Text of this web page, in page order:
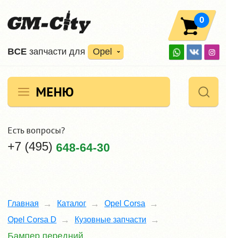
ВCE запчасти для Opel
0
МЕНЮ
Есть вопросы?
+7 (495) 648-64-30
Главная Каталог
Opel Corsa
Opel Corsa D
Кузовные запчасти
Бампер передний